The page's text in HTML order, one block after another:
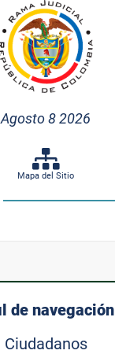
Agosto 8 2026
Mapa del Sitio
de navegación
Ciudadanos